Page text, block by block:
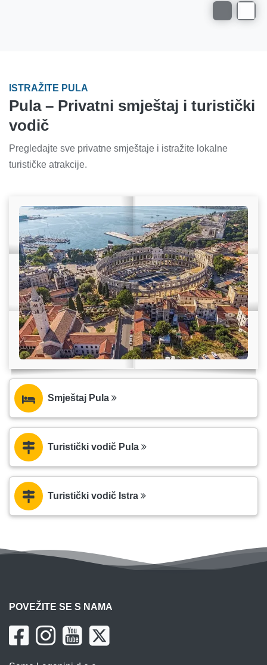
ISTRAŽITE PULA
Pula – Privatni smještaj i turistički
vodič
Pregledajte sve privatne smještaje i istražite lokalne
turističke atrakcije.
Smještaj Pula
Turistički vodič Pula
Turistički vodič Istra
POVEŽITE SE S NAMA